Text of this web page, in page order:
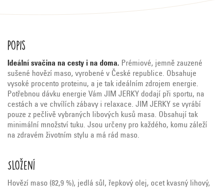
Popis
Ideální svačina na cesty i na doma. Prémiové, jemně zauzené
sušené hovězí maso, vyrobené v České republice. Obsahuje
vysoké procento proteinu, a je tak ideálním zdrojem energie.
Potřebnou dávku energie Vám JIM JERKY dodají při sportu, na
cestách a ve chvílích zábavy i relaxace. JIM JERKY se vyrábí
pouze z pečlivě vybraných libových kusů masa. Obsahují tak
minimální množství tuku. Jsou určeny pro každého, komu záleží
na zdravém životním stylu a má rád maso.
Složení
Hovězí maso (82,9 %), jedlá sůl, řepkový olej, ocet kvasný lihový,